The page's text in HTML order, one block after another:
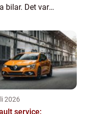
bilar. Det var
av de i...
2026
service: